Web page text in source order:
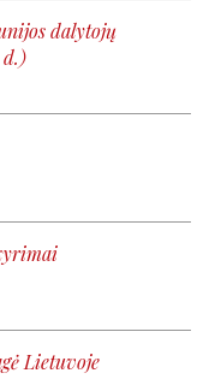
dalytojų
d.)
Lietuvoje